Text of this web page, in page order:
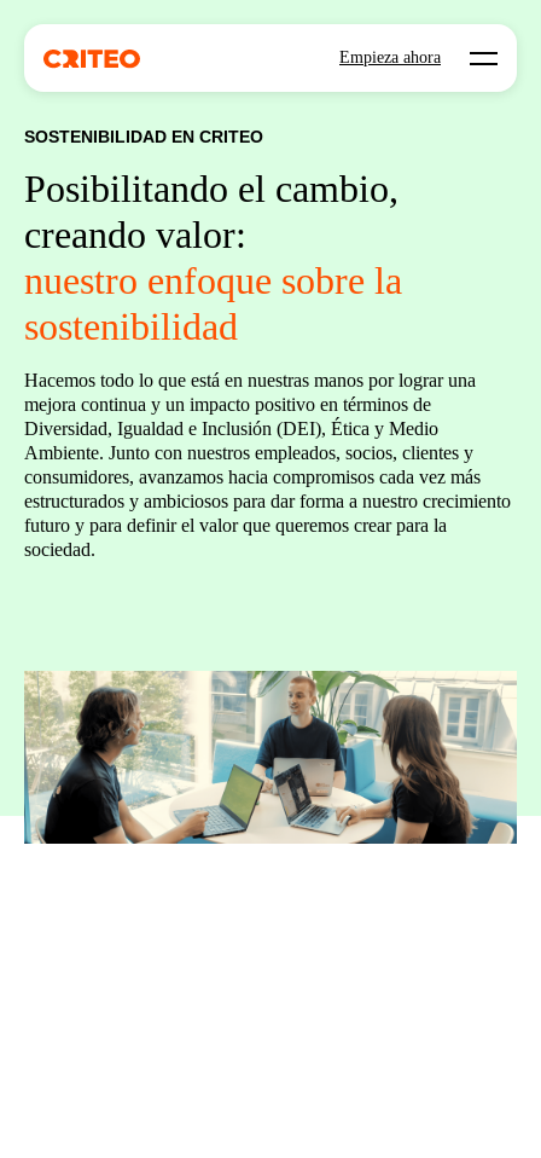
Empieza ahora Open
SOSTENIBILIDAD EN CRITEO
Posibilitando el cambio,
creando valor:
nuestro enfoque sobre la
sostenibilidad
Hacemos todo lo que está en nuestras manos por lograr una
mejora continua y un impacto positivo en términos de
Diversidad, Igualdad e Inclusión (DEI), Ética y Medio
Ambiente. Junto con nuestros empleados, socios, clientes y
consumidores, avanzamos hacia compromisos cada vez más
estructurados y ambiciosos para dar forma a nuestro crecimiento
futuro y para definir el valor que queremos crear para la
sociedad.